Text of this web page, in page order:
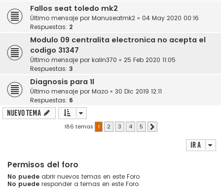
Fallos seat toledo mk2
Último mensaje por Manuseatmk2 « 04 May 2020 00:16
Respuestas: 2
Modulo 09 centralita electronica no acepta el
codigo 31347
Último mensaje por kalin370 « 25 Feb 2020 11:05
Respuestas: 3
Diagnosis para 1l
Último mensaje por Mazo « 30 Dic 2019 12:11
Respuestas: 6
Nuevo Tema
186 temas 1 2 3 4 5
Ir a
Permisos del foro
No puede abrir nuevos temas en este Foro
No puede responder a temas en este Foro